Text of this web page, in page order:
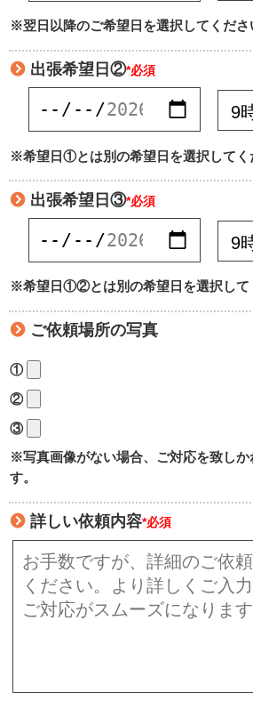
※翌日以降のご希望日を選択してくださ
出張希望日②*必須
※希望日①とは別の希望日を選択してく
出張希望日③*必須
※希望日①②とは別の希望日を選択して
ご依頼場所の写真
①
②
③
※写真画像がない場合、ご対応を致しか
す。
詳しい依頼内容*必須